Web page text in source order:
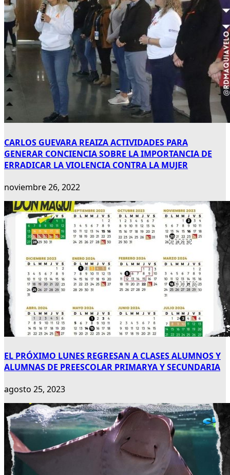
CARLOS GUEVARA REAIZA ACTIVIDADES PARA
GENERAR CONCIENCIA SOBRE LA IMPORTANCIA DE
ERRADICAR LA VIOLENCIA CONTRA LA MUJER
noviembre 26, 2022
EL PRÓXIMO LUNES REGRESAN A CLASES ALUMNOS Y
ALUMNAS DE PREESCOLAR PRIMARYA Y SECUNDARIA
agosto 25, 2023